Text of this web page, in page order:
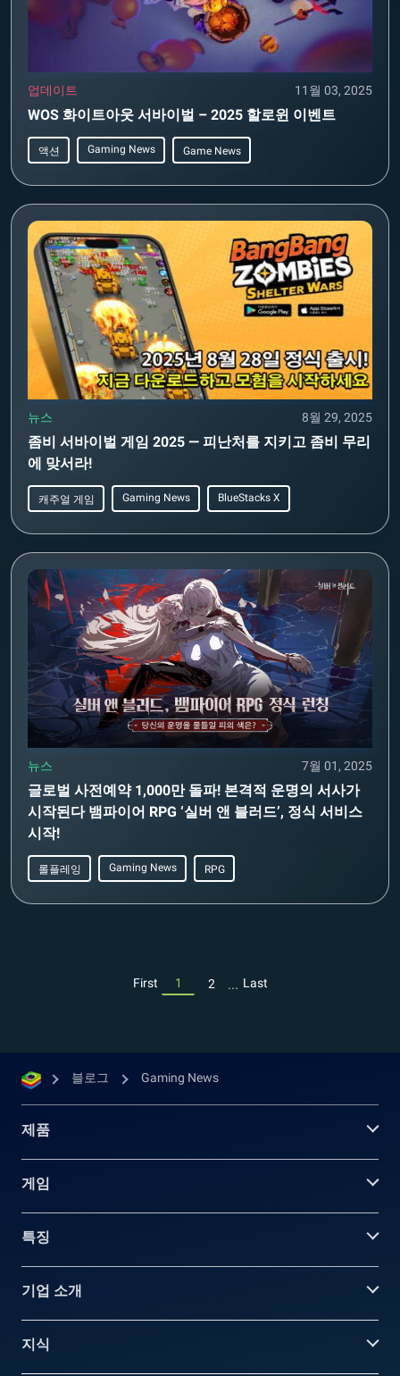
업데이트 11월 03, 2025
WOS 화이트아웃 서바이벌 – 2025 할로윈 이벤트
액션 Gaming News Game News
뉴스 8월 29, 2025
좀비 서바이벌 게임 2025 — 피난처를 지키고 좀비 무리
에 맞서라!
캐주얼 게임 Gaming News BlueStacks X
뉴스 7월 01, 2025
글로벌 사전예약 1,000만 돌파! 본격적 운명의 서사가
시작된다 뱀파이어 RPG ‘실버 앤 블러드’, 정식 서비스
시작!
롤플레잉 Gaming News RPG
First 1 2 ... Last
블로그 Gaming News
제품
게임
특징
기업 소개
지식